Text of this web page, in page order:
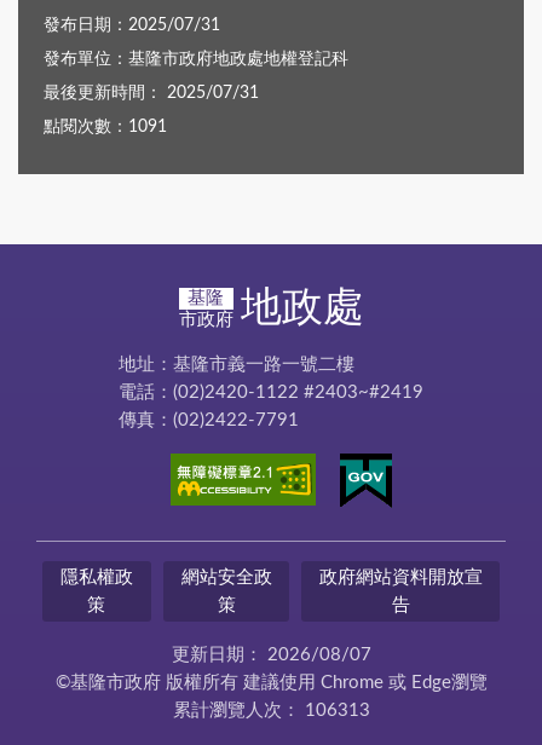
發布日期：2025/07/31
發布單位：基隆市政府地政處地權登記科
最後更新時間： 2025/07/31
點閱次數：1091
基隆
市政府 地政處
地址：基隆市義一路一號二樓
電話：(02)2420-1122 #2403~#2419
傳真：(02)2422-7791
隱私權政
策
網站安全政
策
政府網站資料開放宣
告
更新日期： 2026/08/07
©基隆市政府 版權所有 建議使用 Chrome 或 Edge瀏覽
累計瀏覽人次： 106313